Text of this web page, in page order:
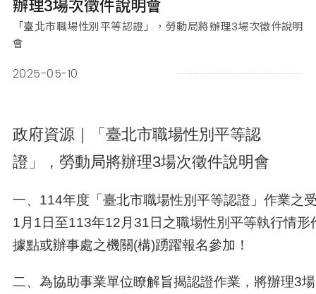
辦理3場次徵件說明會
「臺北市職場性別平等認證」，勞動局將辦理3場次徵件說明
會
2025-05-10
政府資源｜「臺北市職場性別平等認
證」，勞動局將辦理3場次徵件說明會
一、114年度「臺北市職場性別平等認證」作業之
1月1日至113年12月31日之職場性別平等執行情
據點或辦事處之機關(構)踴躍報名參加！
二、為協助事業單位瞭解旨揭認證作業，將辦理3